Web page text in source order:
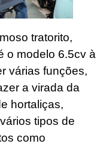
tratorito,
o modelo 6.5cv à
várias funções,
a virada da
hortaliças,
tipos de
como